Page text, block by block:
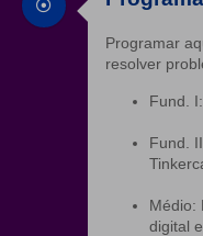
Programar
resolver
Fund.
Fund.
Médio:
digital